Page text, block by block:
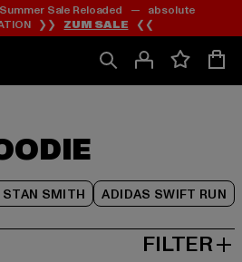
Zum
Inhalt
springen
Zum
Fußzeile
springen
Sale Reloaded — absolute
❯❯ ZUM SALE ❮❮
STAN SMITH ADIDAS SWIFT RUN
Zum
Produktraster
springen
FILTER